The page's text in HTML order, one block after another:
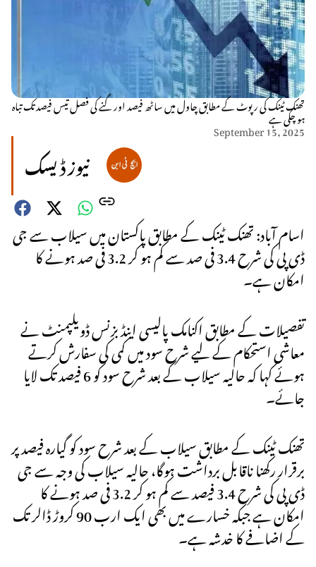
تھنک ٹینک کی رپوٹ کے مطابق چاول میں ساٹھ فیصد اور گنے کی فصل تیس فیصد تک تباہ
ہو چکی ہے
September 15, 2025
نیوز ڈیسک
اسام آباد: تھنک ٹینک کے مطابق پاکستان میں سیلاب سے جی
ڈی پی کی شرح 3.4 فی صد سے کم ہو کر 3.2 فی صد ہونے کا
امکان ہے۔
تفصیلات کے مطابق اکنامک پالیسی اینڈ بزنس ڈویلپمنٹ نے
معاشی استحکام کے لیے شرح سود میں کمی کی سفارش کرتے
ہوئے کہا کہ حالیہ سیلاب کے بعد شرح سود کو 6 فیصد تک لایا
جائے۔
تھنک ٹینک کے مطابق سیلاب کے بعد شرح سود کو گیارہ فیصد پر
برقرار رکھنا ناقابل برداشت ہوگا، حالیہ سیلاب کی وجہ سے جی
ڈی پی کی شرح 3.4 فیصد سے کم ہو کر 3.2 فی صد ہونے کا
امکان ہے جبکہ خسارے میں بھی ایک ارب 90 کروڑ ڈالر تک
کے اضافے کا خدشہ ہے۔